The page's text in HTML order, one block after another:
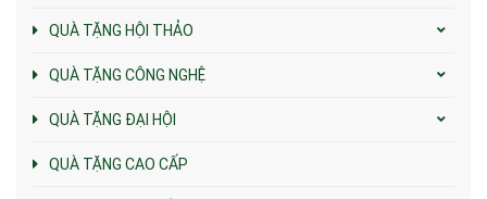
QUÀ TẶNG HỘI THẢO
QUÀ TẶNG CÔNG NGHỆ
QUÀ TẶNG ĐẠI HỘI
QUÀ TẶNG CAO CẤP